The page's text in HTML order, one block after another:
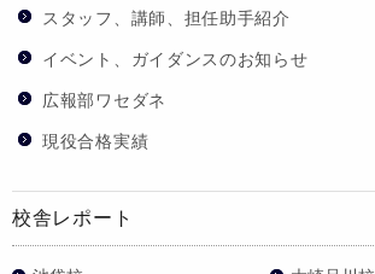
スタッフ、講師、担任助手紹介
イベント、ガイダンスのお知らせ
広報部ワセダネ
現役合格実績
校舎レポート